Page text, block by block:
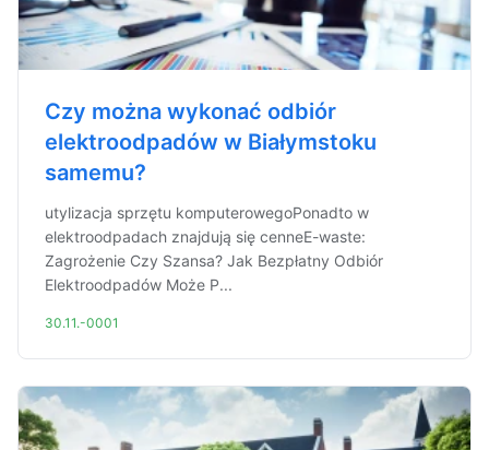
Czy można wykonać odbiór
elektroodpadów w Białymstoku
samemu?
utylizacja sprzętu komputerowegoPonadto w
elektroodpadach znajdują się cenneE-waste:
Zagrożenie Czy Szansa? Jak Bezpłatny Odbiór
Elektroodpadów Może P...
30.11.-0001